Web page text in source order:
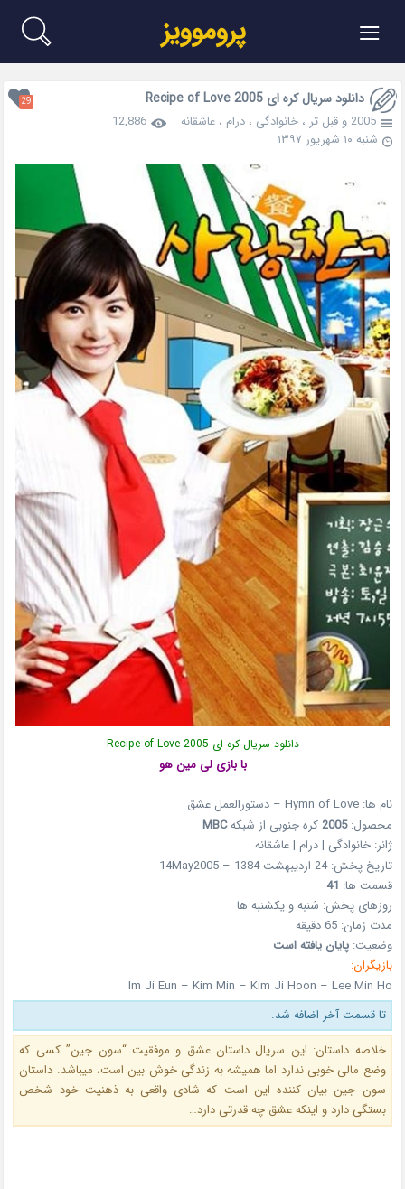
≡ پروموویز
دانلود سریال کره ای Recipe of Love 2005 29
2005 و قبل تر ،خانوادگی ،درام ،عاشقانه
12,886
شنبه ۱۰ شهریور ۱۳۹۷
دانلود سریال کره ای Recipe of Love 2005
با بازی لی مین هو
نام ها: Hymn of Love – دستورالعمل عشق
محصول:2005کره جنوبی از شبکهMBC
ژانر: خانوادگی | درام | عاشقانه
تاریخ پخش: 24 اردیبهشت 1384 – 14May2005
قسمت ها: 41
روزهای پخش: شنبه و یکشنبه ها
مدت زمان: 65 دقیقه
وضعیت:پایان یافته است
بازیگران:
Im Ji Eun – Kim Min – Kim Ji Hoon – Lee Min Ho
تا قسمت آخر اضافه شد.
خلاصه داستان: این سریال داستان عشق و موفقیت “سون جین” کسی که
وضع مالی خوبی ندارد اما همیشه به زندگی خوش بین است، میباشد. داستان
سون جین بیان کننده این است که شادی واقعی به ذهنیت خود شخص
بستگی دارد و اینکه عشق چه قدرتی دارد…